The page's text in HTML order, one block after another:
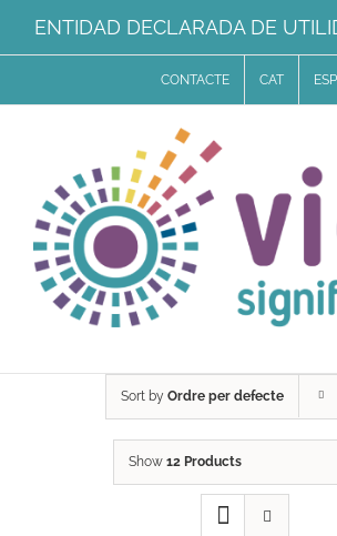
Skip
to
ENTIDAD DECLARADA DE
CONTACTE CAT ESP
Sort by Ordre per defecte
Show 12 Products